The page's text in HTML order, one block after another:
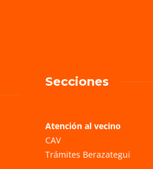
Secciones
Atención al vecino
CAV
Trámites Berazategui